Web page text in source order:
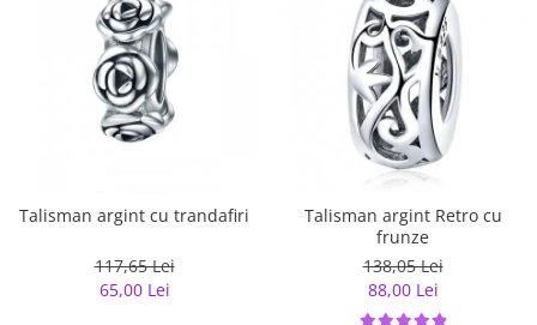
Talisman argint cu trandafiri
117,65 Lei
65,00 Lei
Talisman argint Retro cu
frunze
138,05 Lei
88,00 Lei